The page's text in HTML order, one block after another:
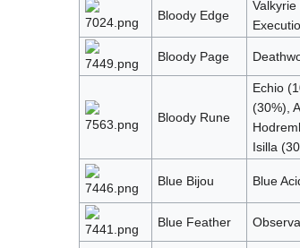
Bloody Edge
Bloody Page
Bloody Rune
Echio
(30%),
Isilla
Blue Bijou Blue
Blue Feather